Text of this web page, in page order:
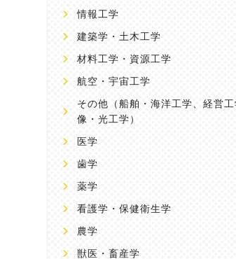
情報工学
建築学・土木工学
材料工学・資源工学
航空・宇宙工学
その他 （船舶・海洋工学、経営
像・光工学）
医学
歯学
薬学
看護学・保健衛生学
農学
獣医・畜産学